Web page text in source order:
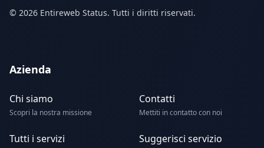
© 2026 Entireweb Status. Tutti i diritti riservati.
Azienda
Chi siamo
Scopri la nostra missione
Contatti
Mettiti in contatto con noi
Tutti i servizi Suggerisci servizio